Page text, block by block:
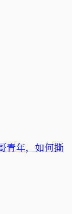
青年，如何撕